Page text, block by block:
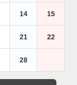
14 15
21 22
28